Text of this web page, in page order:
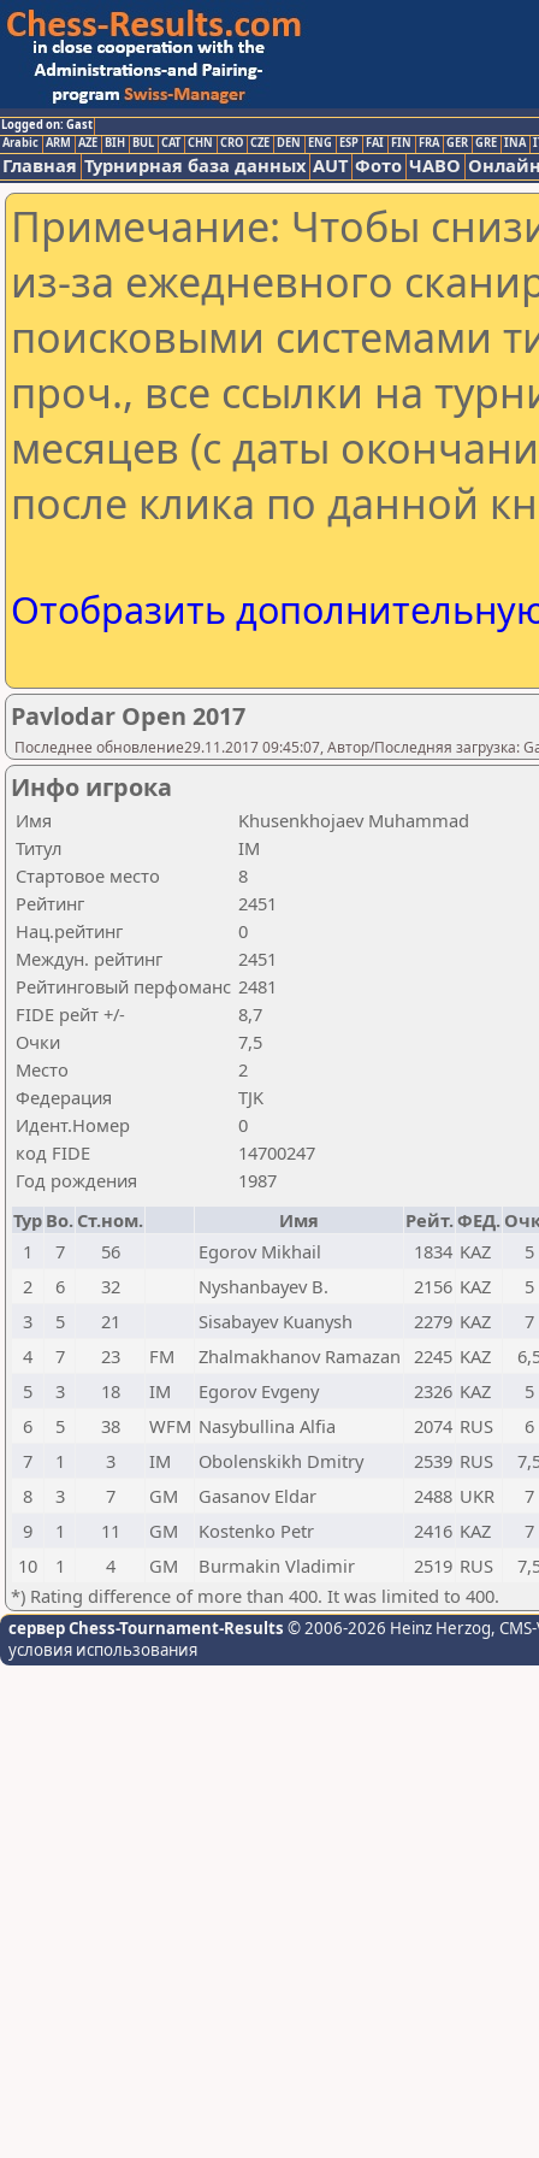
Logged on: Gast
Arabic ARM AZE BIH BUL CAT CHN CRO CZE DEN ENG ESP FAI FIN FRA GER GRE INA
Главная Турнирная база данных AUT Фото ЧАВО
Примечание: Чтобы
из-за ежедневного
поисковыми системами
проч., все ссылки на
месяцев (с даты
после клика по данной
Отобразить
Pavlodar Open 2017
Последнее обновление29.11.2017 09:45:07, Автор/Последняя загрузка:
Инфо игрока
Имя
Khusenkhojaev Muhammad
Титул
IM
Стартовое место
8
Рейтинг
2451
Нац.рейтинг
0
Междун. рейтинг
2451
Рейтинговый перфоманс 2481
FIDE рейт +/-
8,7
Очки
7,5
Место
2
Федерация
TJK
Идент.Номер
0
код FIDE
14700247
Год рождения
1987
Тур Bo. Ст.ном. Имя Рейт.ФЕД.
1
7 56 Egorov Mikhail 1834 KAZ
5
2
6 32 Nyshanbayev B. 2156 KAZ
5
3
5 21 Sisabayev Kuanysh 2279 KAZ
7
4
7 23 FM Zhalmakhanov Ramazan 2245 KAZ
5
3 18 IM Egorov Evgeny 2326 KAZ
5
6
5 38 WFM Nasybullina Alfia 2074 RUS
6
7
1 3 IM Obolenskikh Dmitry 2539 RUS
8
3 7 GM Gasanov Eldar 2488 UKR
7
9
1 11 GM Kostenko Petr 2416 KAZ
7
10
1 4 GM Burmakin Vladimir 2519 RUS
*) Rating difference of more than 400. It was limited to 400.
сервер Chess-Tournament-Results © 2006-2026 Heinz Herzog,
условия использования